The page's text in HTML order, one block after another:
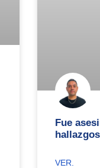
Fue
hallazgos
VER.